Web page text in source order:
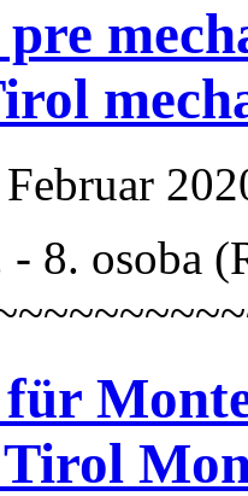
8. osoba
Tirol